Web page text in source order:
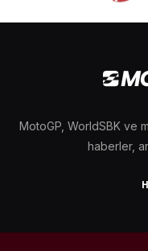
MotoGP, WorldSBK ve
haberler,